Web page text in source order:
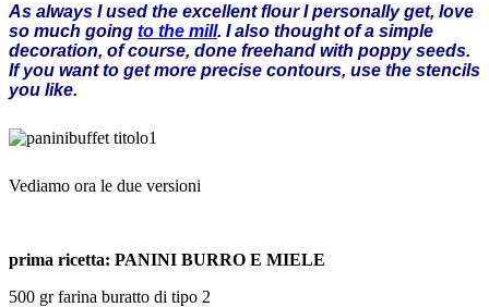
As always I used the excellent flourI personally get, love
so much going to the mill. I also thought of a simple
decoration, of course, done freehand with poppy seeds.
If you want to get more precise contours, use the stencils
you like.
Vediamo ora le due versioni
prima ricetta: PANINI BURRO E MIELE
500 gr farina buratto di tipo 2